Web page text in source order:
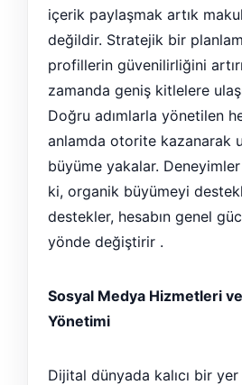
içerik paylaşmak artık
değildir. Stratejik bir
profillerin güvenilirliğini
zamanda geniş kitlelere
Doğru adımlarla yönetilen
anlamda otorite kazanarak
büyüme yakalar.
ki, organik büyümeyi
destekler, hesabın genel
yönde değiştirir .
Sosyal Medya Hizmetleri
Yönetimi
Dijital dünyada kalıcı bir